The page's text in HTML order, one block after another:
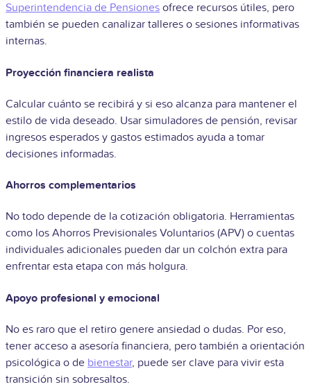
Superintendencia de Pensiones ofrece recursos útiles, pero
también se pueden canalizar talleres o sesiones informativas
internas.
Proyección financiera realista
Calcular cuánto se recibirá y si eso alcanza para mantener el
estilo de vida deseado. Usar simuladores de pensión, revisar
ingresos esperados y gastos estimados ayuda a tomar
decisiones informadas.
Ahorros complementarios
No todo depende de la cotización obligatoria. Herramientas
como los Ahorros Previsionales Voluntarios (APV) o cuentas
individuales adicionales pueden dar un colchón extra para
enfrentar esta etapa con más holgura.
Apoyo profesional y emocional
No es raro que el retiro genere ansiedad o dudas. Por eso,
tener acceso a asesoría financiera, pero también a orientación
psicológica o de bienestar, puede ser clave para vivir esta
transición sin sobresaltos.